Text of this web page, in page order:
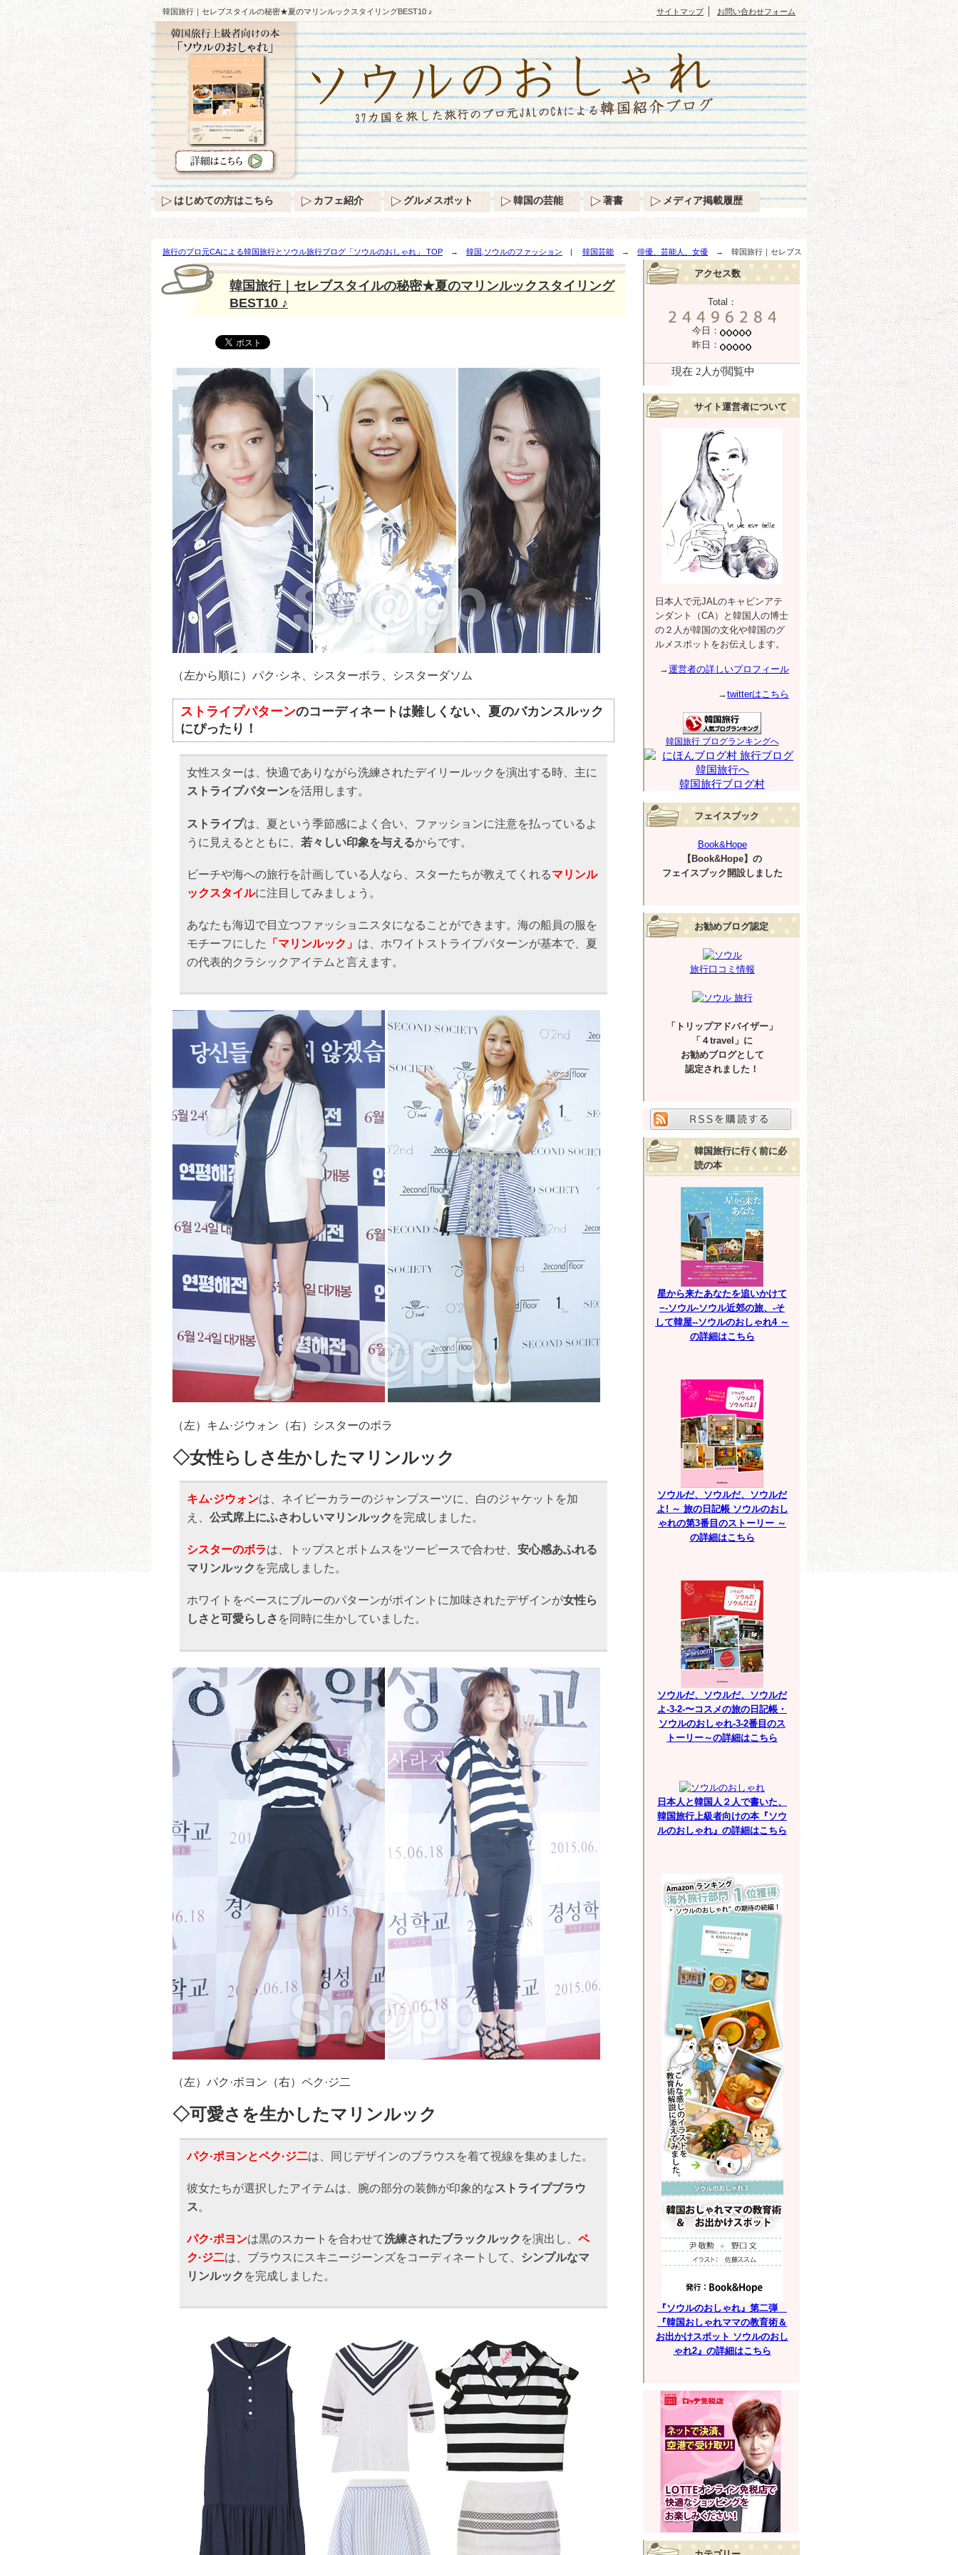
韓国旅行｜セレブスタイルの秘密★夏のマリンルックスタイリングBEST10 ♪
旅行のプロ元CAによる韓国旅行とソウル旅行ブログ「ソウルのおしゃれ」 TOP → 韓国,ソウルのファッション | 韓国芸能 → 俳優、芸能人、女優 → 韓国旅行｜セレブス
タイルの秘密★夏のマリンルックスタイリングBEST10 ♪
韓国旅行｜セレブスタイルの秘密★夏のマリンルックスタイリング
BEST10 ♪
（左から順に）パク·シネ、シスターボラ、シスターダソム
ストライプパターンのコーディネートは難しくない、夏のバカンスルック
にぴったり！
女性スターは、快適でありながら洗練されたデイリールックを演出する時、主に
ストライプパターンを活用します。
ストライプは、夏という季節感によく合い、ファッションに注意を払っているよ
うに見えるとともに、 若々しい印象を与えるからです。
ビーチや海への旅行を計画している人なら、スターたちが教えてくれるマリンル
ックスタイルに注目してみましょう。
あなたも海辺で目立つファッショニスタになることができます。海の船員の服を
モチーフにした
「マリンルック」 は、ホワイトストライプパターンが基本で、夏
の代表的クラシックアイテムと言えます。
（左）キム·ジウォン（右）シスターのボラ
◇女性らしさ生かしたマリンルック
キム·ジウォンは、ネイビーカラーのジャンプスーツに、白のジャケットを加
え、 公式席上にふさわしいマリンルック を完成しました。
シスターのボラは、トップスとボトムスをツーピースで合わせ、 安心感あふれる
マリンルック を完成しました。
ホワイトをベースにブルーのパターンがポイントに加味されたデザインが女性ら
しさと可愛らしさ を同時に生かしていました。
（左）パク·ボヨン（右）ペク·ジ二
◇可愛さを生かしたマリンルック
パク·ポヨンとペク·ジ二は、同じデザインのブラウスを着て視線を集めました。
彼女たちが選択したアイテムは、腕の部分の装飾が印象的なストライプブラウ
ス。
パク·ポヨンは黒のスカートを合わせて洗練されたブラックルック を演出し、 ペ
ク·ジ二は、ブラウスにスキニージーンズをコーディネートして、
シンプルなマ
リンルック を完成しました。
アクセス数
Total：
今日：
昨日：
サイト運営者について
日本人で元JALのキャビンアテ
ンダント（CA）と韓国人の博士
の２人が韓国の文化や韓国のグ
ルメスポットをお伝えします。
→運営者の詳しいプロフィール
→twitterはこちら
韓国旅行 ブログランキングへ
韓国旅行ブログ村
フェイスブック
Book&Hope
【Book&Hope】の
フェイスブック開設しました
お勧めブログ認定
旅行口コミ情報
「トリップアドバイザー」
「４travel」に
お勧めブログとして
認定されました！
韓国旅行に行く前に必
読の本
星から来たあなたを追いかけて
−-ソウル-ソウル近郊の旅、-そ
して韓屋--ソウルのおしゃれ4 ～
の詳細はこちら
ソウルだ、ソウルだ、ソウルだ
よ! ～ 旅の日記帳 ソウルのおし
ゃれの第3番目のストーリー ～
の詳細はこちら
ソウルだ、ソウルだ、ソウルだ
よ-3-2-〜コスメの旅の日記帳・
ソウルのおしゃれ-3-2番目のス
トーリー～の詳細はこちら
日本人と韓国人２人で書いた、
韓国旅行上級者向けの本『ソウ
ルのおしゃれ』の詳細はこちら
『ソウルのおしゃれ』第二弾
『韓国おしゃれママの教育術＆
お出かけスポット ソウルのおし
ゃれ2』の詳細はこちら
サイトマップ｜ お問い合わせフォーム
はじめての方はこちら カフェ紹介 グルメスポット 韓国の芸能 著書 メディア掲載履歴